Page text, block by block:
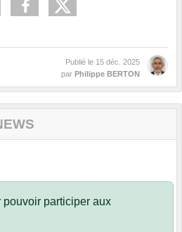
Publié le 15 déc. 2025
par Philippe BERTON
pouvoir participer aux